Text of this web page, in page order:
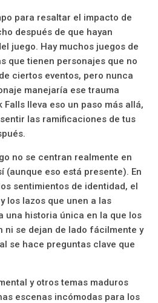
para resaltar el impacto de
después de que hayan
juego. Hay muchos juegos de
que tienen personajes que no
ciertos eventos, pero nunca
manejaría ese trauma
Falls lleva eso un paso más allá,
las ramificaciones de tus
no se centran realmente en
(aunque eso está presente). En
sentimientos de identidad, el
los lazos que unen a las
una historia única en la que los
ni se dejan de lado fácilmente y
se hace preguntas clave que
y otros temas maduros
escenas incómodas para los